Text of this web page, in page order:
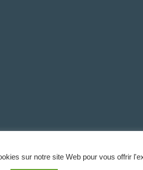
sur notre site Web pour vous offrir